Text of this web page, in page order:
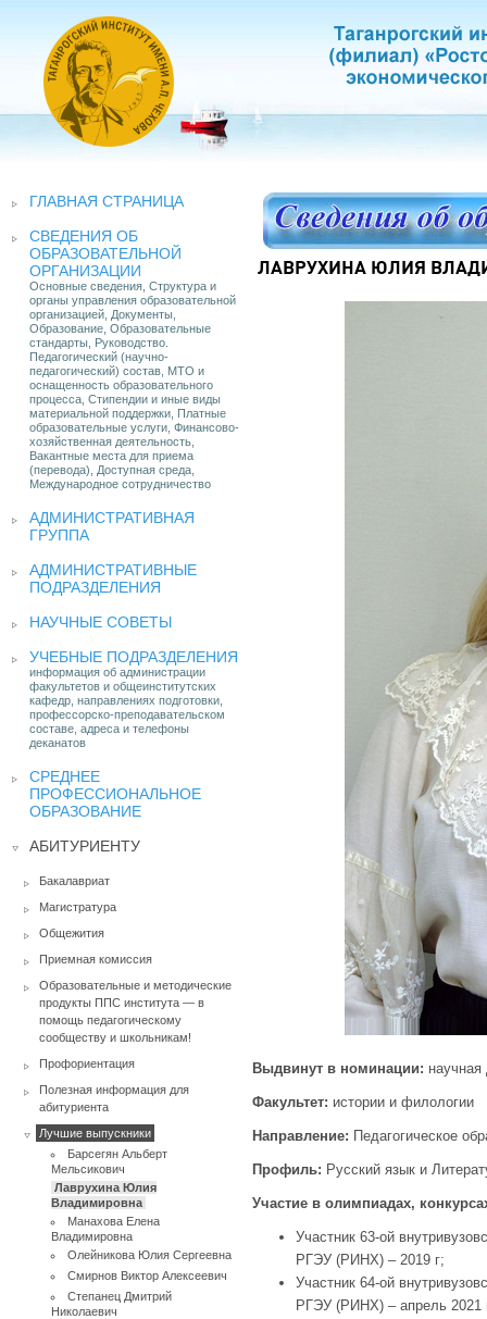
ГЛАВНАЯ СТРАНИЦА
СВЕДЕНИЯ ОБ
ОБРАЗОВАТЕЛЬНОЙ
ОРГАНИЗАЦИИ
Основные сведения, Структура и
органы управления образовательной
организацией, Документы,
Образование, Образовательные
стандарты, Руководство.
Педагогический (научно-
педагогический) состав, МТО и
оснащенность образовательного
процесса, Стипендии и иные виды
материальной поддержки, Платные
образовательные услуги, Финансово-
хозяйственная деятельность,
Вакантные места для приема
(перевода), Доступная среда,
Международное сотрудничество
АДМИНИСТРАТИВНАЯ
ГРУППА
АДМИНИСТРАТИВНЫЕ
ПОДРАЗДЕЛЕНИЯ
НАУЧНЫЕ СОВЕТЫ
УЧЕБНЫЕ ПОДРАЗДЕЛЕНИЯ
информация об администрации
факультетов и общеинститутских
кафедр, направлениях подготовки,
профессорско-преподавательском
составе, адреса и телефоны
деканатов
СРЕДНЕЕ
ПРОФЕССИОНАЛЬНОЕ
ОБРАЗОВАНИЕ
АБИТУРИЕНТУ
Бакалавриат
Магистратура
Общежития
Приемная комиссия
Образовательные и методические
продукты ППС института — в
помощь педагогическому
сообществу и школьникам!
Профориентация
Полезная информация для
абитуриента
Лучшие выпускники
Барсегян Альберт
Мельсикович
Лаврухина Юлия
Владимировна
Манахова Елена
Владимировна
Олейникова Юлия Сергеевна
Смирнов Виктор Алексеевич
Степанец Дмитрий
Николаевич
ЛАВРУХИНА ЮЛИЯ
Выдвинут в номинации: научная
Факультет: истории и филологии
Направление: Педагогическое
Профиль: Русский язык и
Участие в олимпиадах,
Участник 63-ой
РГЭУ (РИНХ) – 2019 г;
Участник 64-ой
РГЭУ (РИНХ) – апрель 2021